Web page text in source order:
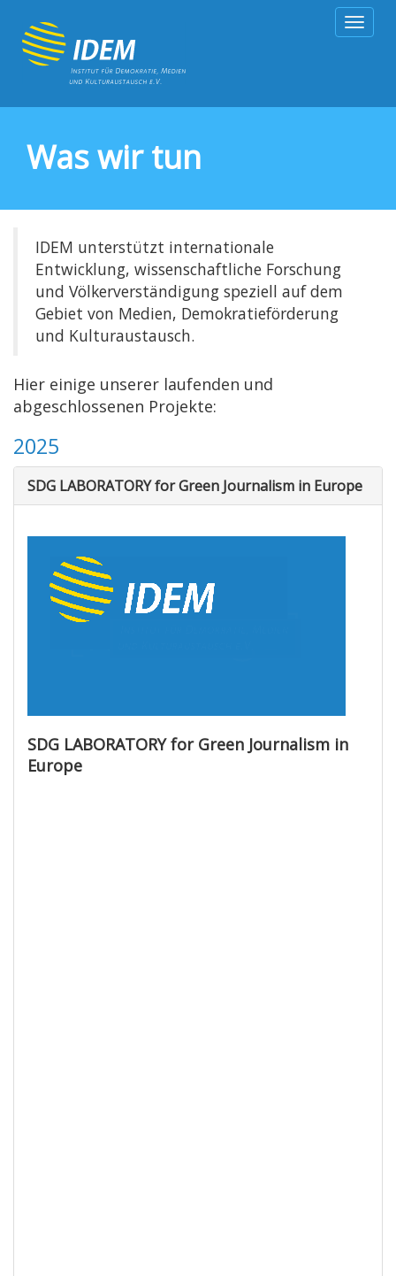
Was wir tun
IDEM unterstützt internationale
Entwicklung, wissenschaftliche Forschung
und Völkerverständigung speziell auf dem
Gebiet von Medien, Demokratieförderung
und Kulturaustausch.
Hier einige unserer laufenden und
abgeschlossenen Projekte:
2025
SDG LABORATORY for Green Journalism in Europe
SDG LABORATORY for Green Journalism in
Europe